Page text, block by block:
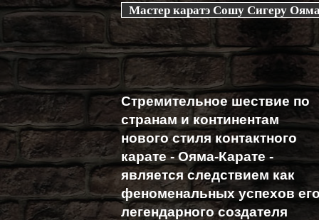
Мастер каратэ Сошу Сигеру
Стремительное шествие по
странам и континентам
нового стиля контактного
карате - Ояма-Карате -
является следствием как
феноменальных успехов
легендарного создателя